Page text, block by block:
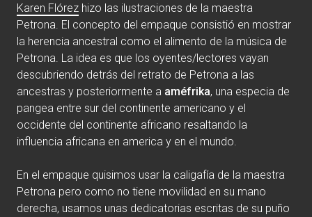
Karen Flórez hizo las ilustraciones de la maestra
Petrona. El concepto del empaque consistió en mostrar
la herencia ancestral como el alimento de la música de
Petrona. La idea es que los oyentes/lectores vayan
descubriendo detrás del retrato de Petrona a las
ancestras y posteriormente a améfrika, una especia de
pangea entre sur del continente americano y el
occidente del continente africano resaltando la
influencia africana en america y en el mundo.
En el empaque quisimos usar la caligafía de la maestra
Petrona pero como no tiene movilidad en su mano
derecha, usamos unas dedicatorias escritas de su puño